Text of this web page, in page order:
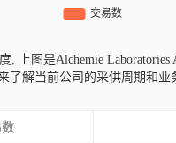
,
上图是Alchemie
解当前公司的采供周期和业